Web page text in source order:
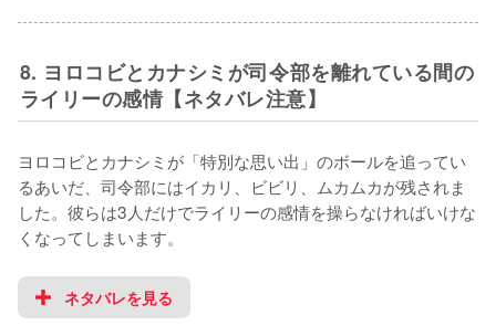
8. ヨロコビとカナシミが司令部を離れている間の
ライリーの感情【ネタバレ注意】
ヨロコビとカナシミが「特別な思い出」のボールを追ってい
るあいだ、司令部にはイカリ、ビビリ、ムカムカが残されま
した。彼らは3人だけでライリーの感情を操らなければいけな
くなってしまいます。
ネタバレを見る